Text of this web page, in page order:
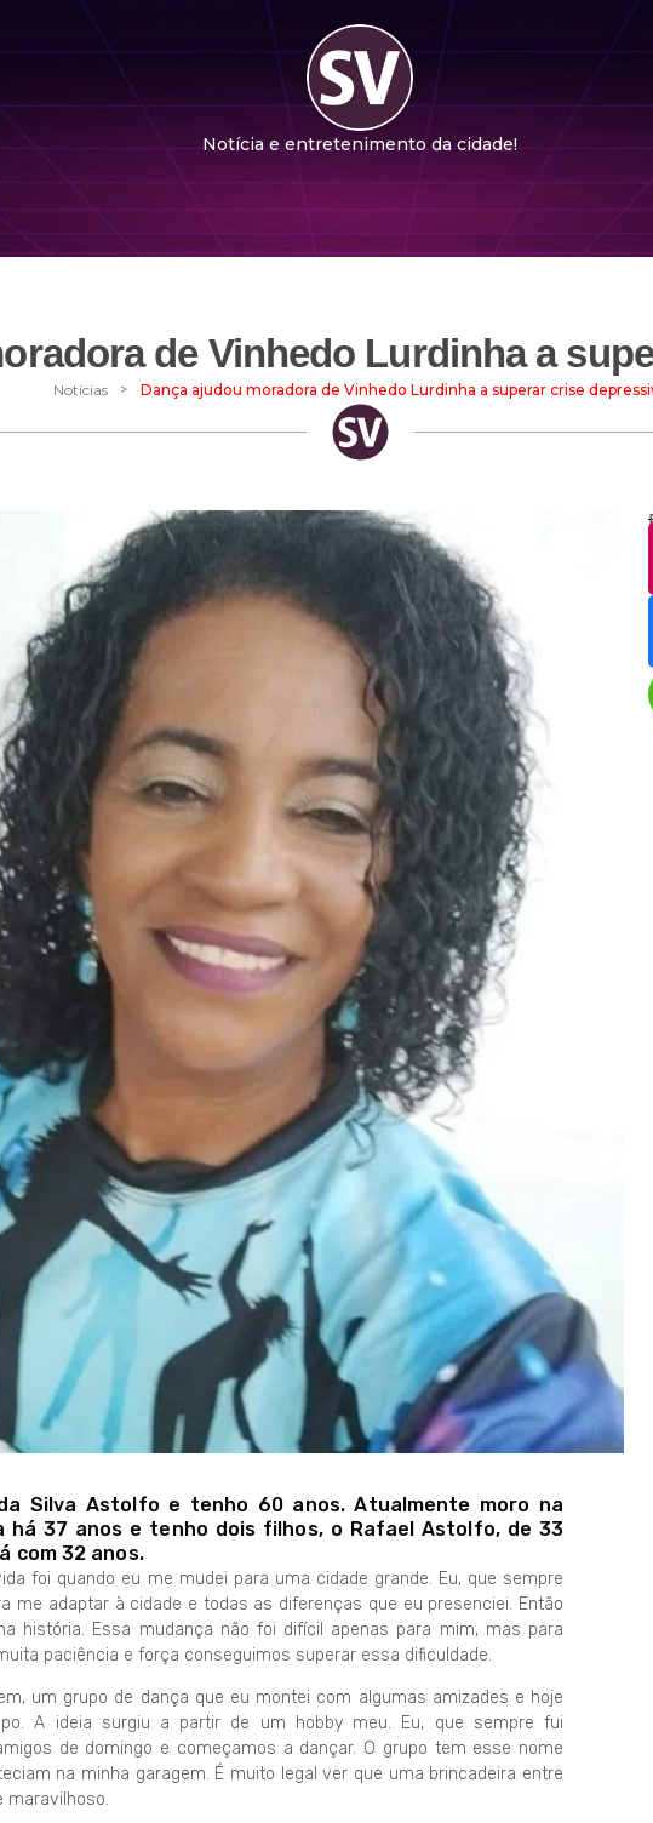
Notícia e entretenimento da cidade!
de Vinhedo Lurdinha a
Notícias > Dança ajudou moradora de Vinhedo Lurdinha a superar crise
Silva Astolfo e tenho 60 anos. Atualmente moro na
há 37 anos e tenho dois filhos, o Rafael Astolfo, de 33
com 32 anos.
foi quando eu me mudei para uma cidade grande. Eu, que sempre
me adaptar à cidade e todas as diferenças que eu presenciei. Então
história. Essa mudança não foi difícil apenas para mim, mas para
paciência e força conseguimos superar essa dificuldade.
um grupo de dança que eu montei com algumas amizades e hoje
A ideia surgiu a partir de um hobby meu. Eu, que sempre fui
de domingo e começamos a dançar. O grupo tem esse nome
na minha garagem. É muito legal ver que uma brincadeira entre
maravilhoso.